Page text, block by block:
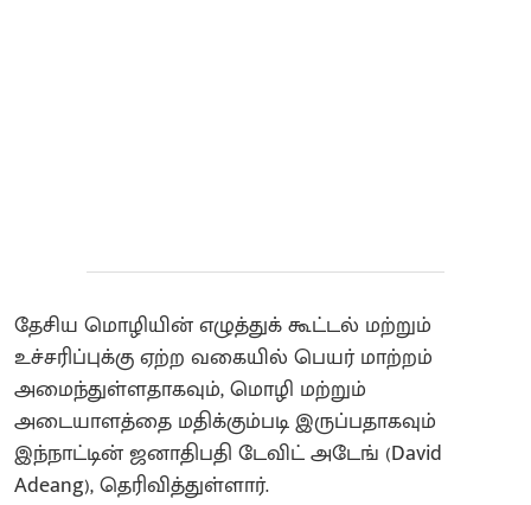
தேசிய மொழியின் எழுத்துக் கூட்டல் மற்றும்
உச்சரிப்புக்கு ஏற்ற வகையில் பெயர் மாற்றம்
அமைந்துள்ளதாகவும், மொழி மற்றும்
அடையாளத்தை மதிக்கும்படி இருப்பதாகவும்
இந்நாட்டின் ஜனாதிபதி டேவிட் அடேங் (David
Adeang), தெரிவித்துள்ளார்.